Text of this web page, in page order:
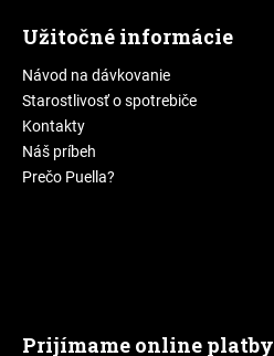
Užitočné informácie
Návod na dávkovanie
Starostlivosť o spotrebiče
Kontakty
Náš príbeh
Prečo Puella?
Prijímame online platby